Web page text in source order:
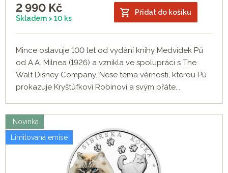
2 990 Kč
Skladem > 10 ks
Přidat do košíku
Mince oslavuje 100 let od vydání knihy Medvídek Pú
od A.A. Milnea (1926) a vznikla ve spolupráci s The
Walt Disney Company. Nese téma věrnosti, kterou Pú
prokazuje Kryštůfkovi Robinovi a svým přáte...
Novinka
Limitovaná emise